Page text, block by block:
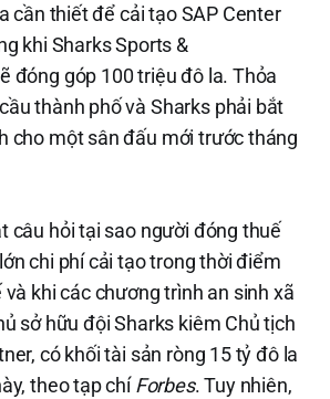
cần thiết để cải tạo SAP Center
khi Sharks Sports &
đóng góp 100 triệu đô la. Thỏa
thành phố và Sharks phải bắt
cho một sân đấu mới trước tháng
câu hỏi tại sao người đóng thuế
chi phí cải tạo trong thời điểm
và khi các chương trình an sinh xã
sở hữu đội Sharks kiêm Chủ tịch
có khối tài sản ròng 15 tỷ đô la
theo tạp chíForbes. Tuy nhiên,